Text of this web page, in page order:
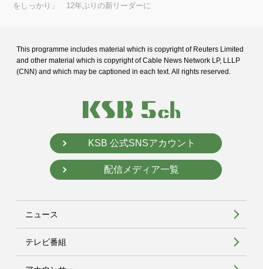
をしっかり」 12年ぶりの新リーダーに
This programme includes material which is copyright of Reuters Limited
and other material which is copyright of Cable News Network LP, LLLP
(CNN) and which may be captioned in each text. All rights reserved.
KSB 公式SNSアカウント
配信メディア一覧
ニュース
テレビ番組